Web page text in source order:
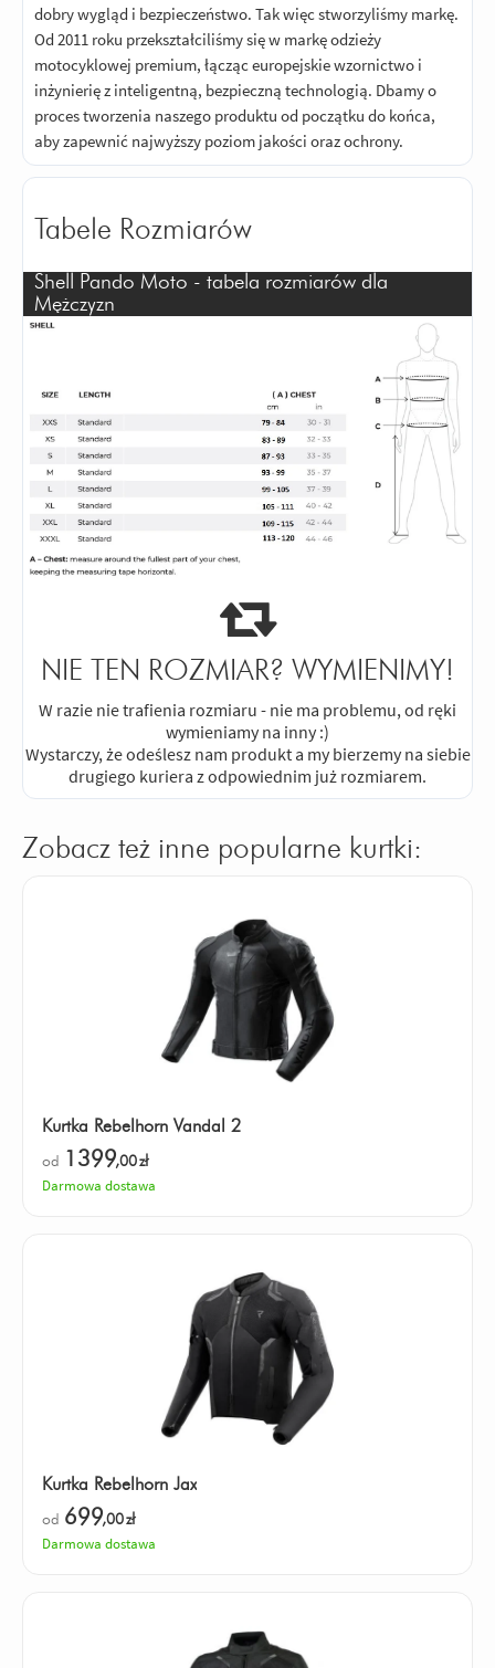
dobry wygląd i bezpieczeństwo. Tak więc stworzyliśmy markę.
Od 2011 roku przekształciliśmy się w markę odzieży
motocyklowej premium, łącząc europejskie wzornictwo i
inżynierię z inteligentną, bezpieczną technologią. Dbamy o
proces tworzenia naszego produktu od początku do końca,
aby zapewnić najwyższy poziom jakości oraz ochrony.
Tabele Rozmiarów
Shell Pando Moto - tabela rozmiarów dla
Mężczyzn
NIE TEN ROZMIAR? WYMIENIMY!
W razie nie trafienia rozmiaru - nie ma problemu, od ręki
wymieniamy na inny :)
Wystarczy, że odeślesz nam produkt a my bierzemy na siebie
drugiego kuriera z odpowiednim już rozmiarem.
Zobacz też inne popularne kurtki:
Kurtka Rebelhorn Vandal 2
od 1399,00zł
Darmowa dostawa
Kurtka Rebelhorn Jax
od 699,00zł
Darmowa dostawa